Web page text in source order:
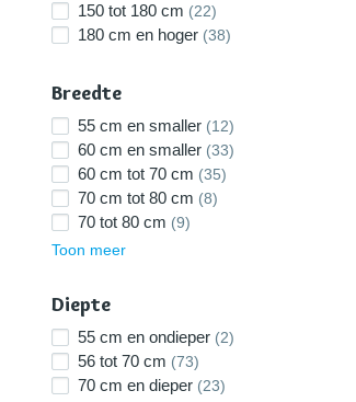
150 tot 180 cm (22)
180 cm en hoger (38)
Breedte
55 cm en smaller (12)
60 cm en smaller (33)
60 cm tot 70 cm (35)
70 cm tot 80 cm (8)
70 tot 80 cm (9)
Toon meer
Diepte
55 cm en ondieper (2)
56 tot 70 cm (73)
70 cm en dieper (23)